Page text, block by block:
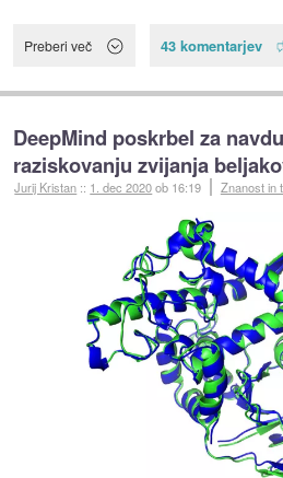
Preberi več 43 komentarjev
DeepMind poskrbel za
raziskovanju zvijanja
Jurij Kristan :: 1. dec 2020ob 16:19 Znanost in